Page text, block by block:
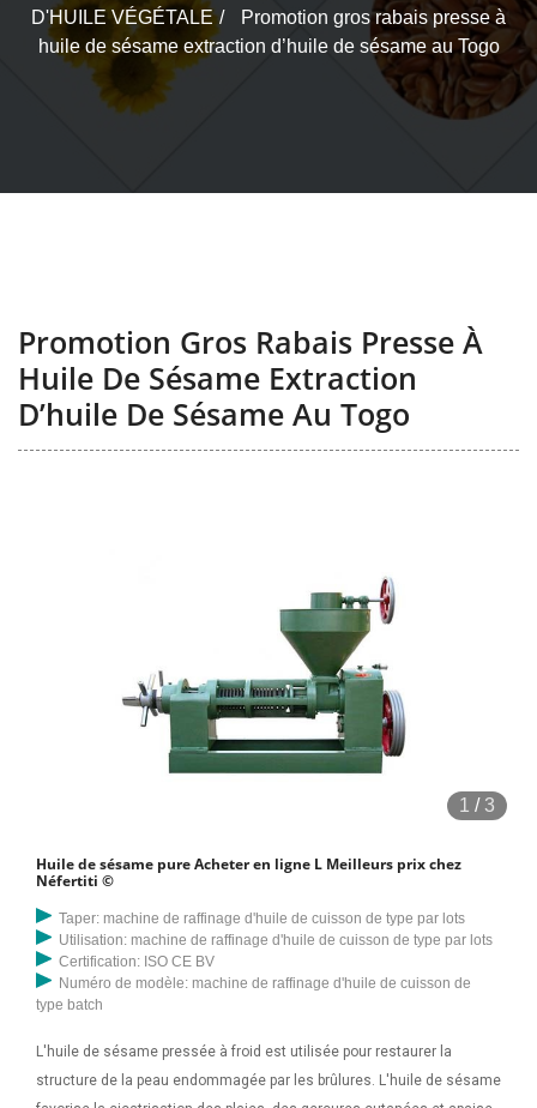
D'HUILE VÉGÉTALE
Promotion gros rabais presse à
huile de sésame extraction d’huile de sésame au Togo
Promotion Gros Rabais Presse À
Huile De Sésame Extraction
D’huile De Sésame Au Togo
1 /3
Huile de sésame pure Acheter en ligne L Meilleurs prix chez
Néfertiti ©️
Taper: machine de raffinage d'huile de cuisson de type par lots
Utilisation: machine de raffinage d'huile de cuisson de type par lots
Certification: ISO CE BV
Numéro de modèle: machine de raffinage d'huile de cuisson de
type batch
L'huile de sésame pressée à froid est utilisée pour restaurer la
structure de la peau endommagée par les brûlures. L'huile de sésame